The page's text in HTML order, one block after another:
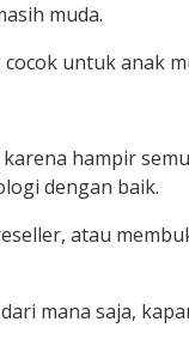
muda.
cocok untuk anak
hampir
dengan baik.
atau
mana saja,